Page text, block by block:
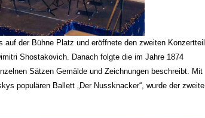
auf der Bühne Platz und eröffnete den zweiten Konzertteil
Shostakovich. Danach folgte die im Jahre 1874
Sätzen Gemälde und Zeichnungen beschreibt. Mit
populären Ballett „Der Nussknacker“, wurde der zweite